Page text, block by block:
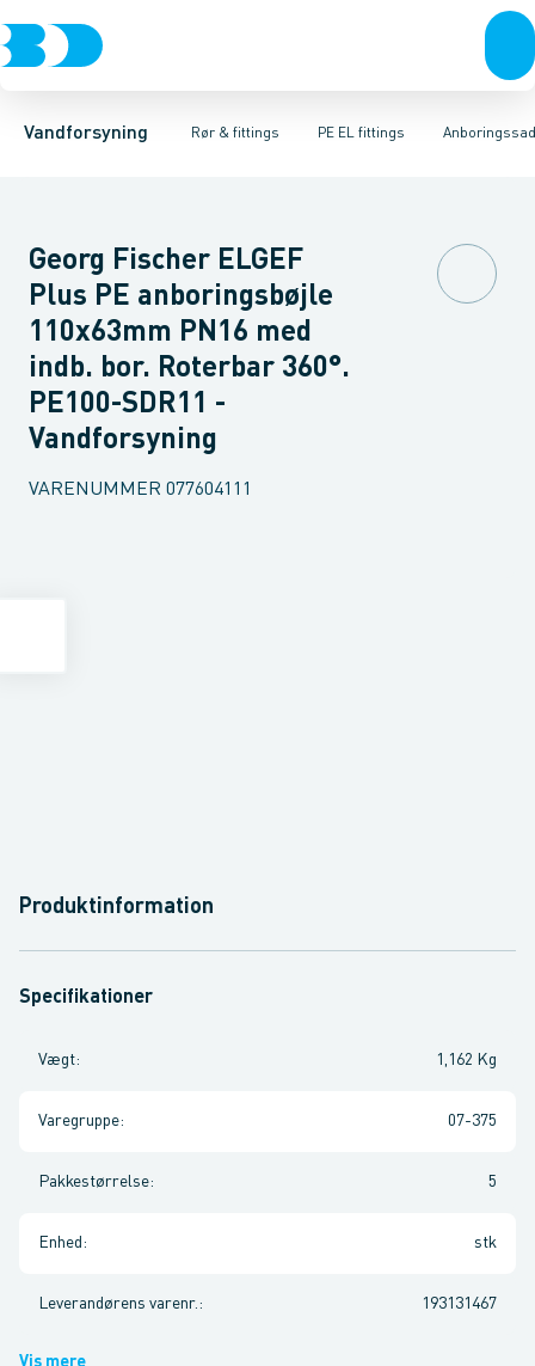
Vandforsyning Rør & fittings
Rør & fittingsKoblinger & anboringerMuffer, klemmer &
PE EL fittings
PE rørPE EL fittingsPE fittings Duktiljern fittings
VinklerT-stykker SvejsemufferReduktionerAnboringssadler-
Georg Fischer ELGEF
Plus PE anboringsbøjle
110x63mm PN16 med
indb. bor. Roterbar 360°.
PE100-SDR11 -
Vandforsyning
VARENUMMER 077604111
Produktinformation
Specifikationer
Vægt: 1,162 Kg
Varegruppe: 07-375
Pakkestørrelse: 5
Enhed : stk
Leverandørens varenr. : 193131467
Vis mere